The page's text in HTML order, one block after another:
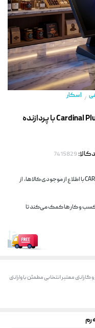
/ اسکار
صندوق فروشگاهی لمسی اسکار مدل Cardinal Plus با پردازنده
دستگاه صندوق فروشگاهی اسکار مدل CARDINAL PLUS با اطلاع از موجودی کالا ها، از
کسب و کار ها کمک می‌کند تا
معتبر انتخابی مطمئن با وارانتی
رم